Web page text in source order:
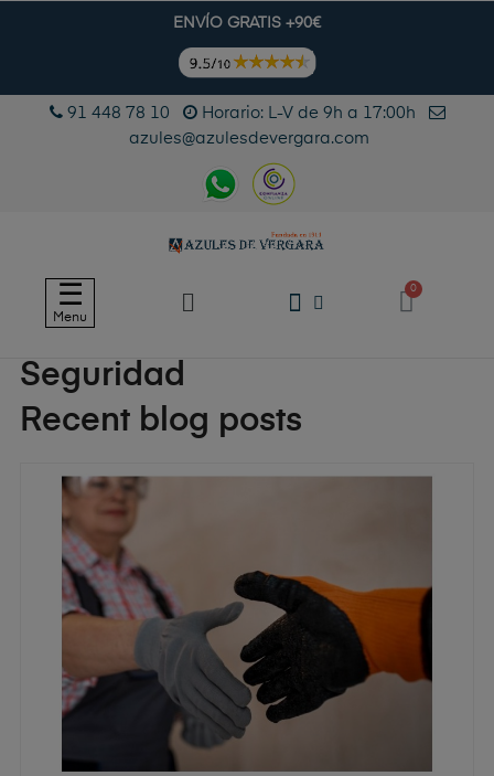
ENVÍO GRATIS +90€
91 448 78 10
Horario: L-V de 9h a 17:00h
azules@azulesdevergara.com
Navegación
de
palanca
☰
Menu
Seguridad
Recent blog posts